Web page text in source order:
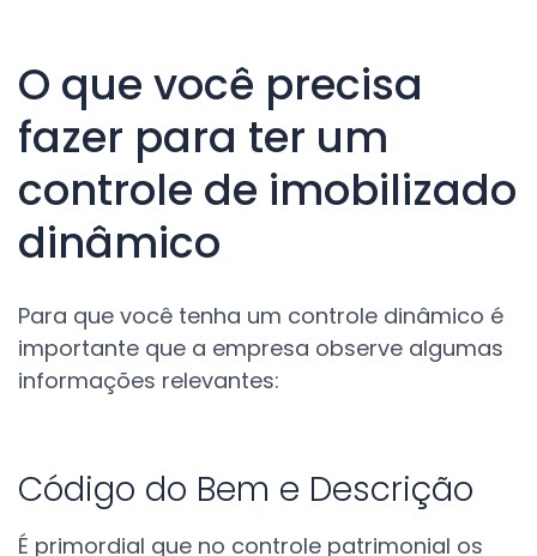
O que você precisa
fazer para ter um
controle de imobilizado
dinâmico
Para que você tenha um controle dinâmico é
importante que a empresa observe algumas
informações relevantes:
Código do Bem e Descrição
É primordial que no controle patrimonial os